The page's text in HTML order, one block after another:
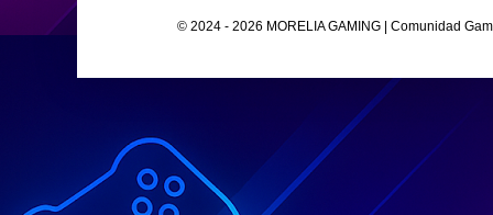
© 2024 - 2026 MORELIA GAMING | Comunidad